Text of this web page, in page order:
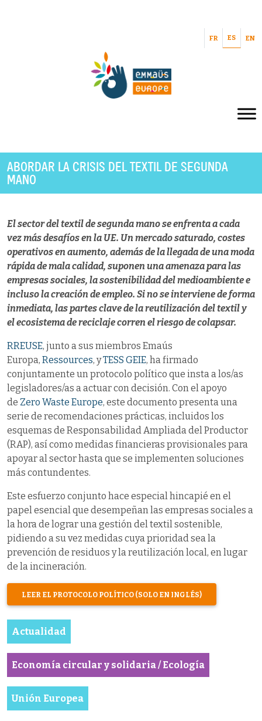
FR ES EN
ABORDAR LA CRISIS DEL TEXTIL DE SEGUNDA
MANO
El sector del textil de segunda mano se enfrenta a cada
vez más desafíos en la UE. Un mercado saturado, costes
operativos en aumento, además de la llegada de una moda
rápida de mala calidad, suponen una amenaza para las
empresas sociales, la sostenibilidad del medioambiente e
incluso la creación de empleo. Si no se interviene de forma
inmediata, las partes clave de la reutilización del textil y
el ecosistema de reciclaje corren el riesgo de colapsar.
RREUSE, junto a sus miembros Emaús
Europa, Ressources, yTESS GEIE, ha firmado
conjuntamente un protocolo político que insta a los/as
legisladores/as a actuar con decisión. Con el apoyo
de Zero Waste Europe, este documento presenta una
serie de recomendaciones prácticas, incluidos los
esquemas de Responsabilidad Ampliada del Productor
(RAP), así como medidas financieras provisionales para
apoyar al sector hasta que se implementen soluciones
más contundentes.
Este esfuerzo conjunto hace especial hincapié en el
papel esencial que desempeñan las empresas sociales a
la hora de lograr una gestión del textil sostenible,
pidiendo a su vez medidas cuya prioridad sea la
prevención de residuos y la reutilización local, en lugar
de la incineración.
LEER EL PROTOCOLO POLÍTICO (SOLO EN INGLÉS)
Actualidad
Economía circular y solidaria / Ecología
Unión Europea